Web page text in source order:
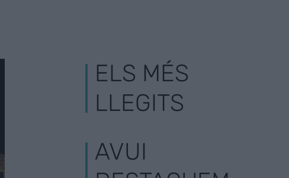
ELS MÉS
LLEGITS
AVUI